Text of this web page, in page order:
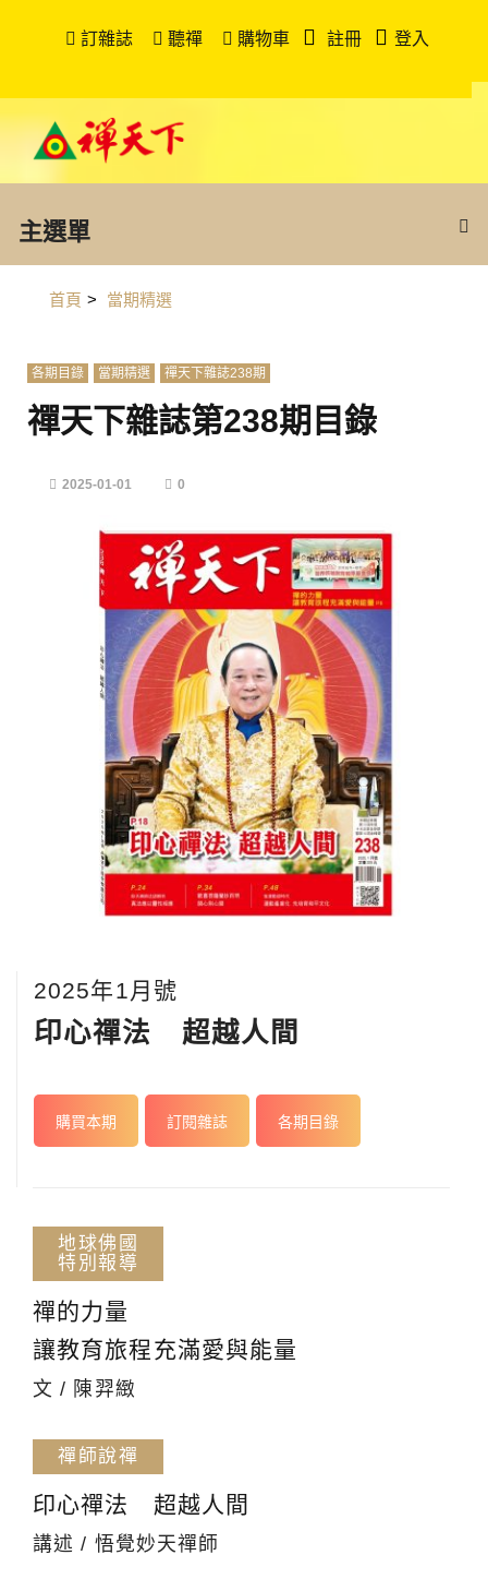
訂雜誌 聽禪 購物車 註冊 登入
主選單
首頁 > 當期精選
各期目錄 當期精選 禪天下雜誌238期
禪天下雜誌第238期目錄
2025-01-01 0
2025年1月號
印心禪法 超越人間
購買本期 訂閱雜誌 各期目錄
地球佛國
特別報導
禪的力量
讓教育旅程充滿愛與能量
文 / 陳羿緻
禪師說禪
印心禪法 超越人間
講述 / 悟覺妙天禪師